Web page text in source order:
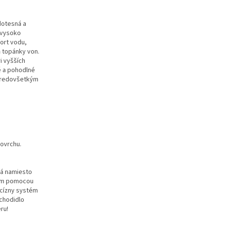
a
vodu,
von.
vyšších
pohodlné
namiesto
pomocou
systém